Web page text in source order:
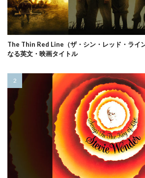
The Thin Red Line（ザ・シン・レッド・ライ
なる英文・映画タイトル